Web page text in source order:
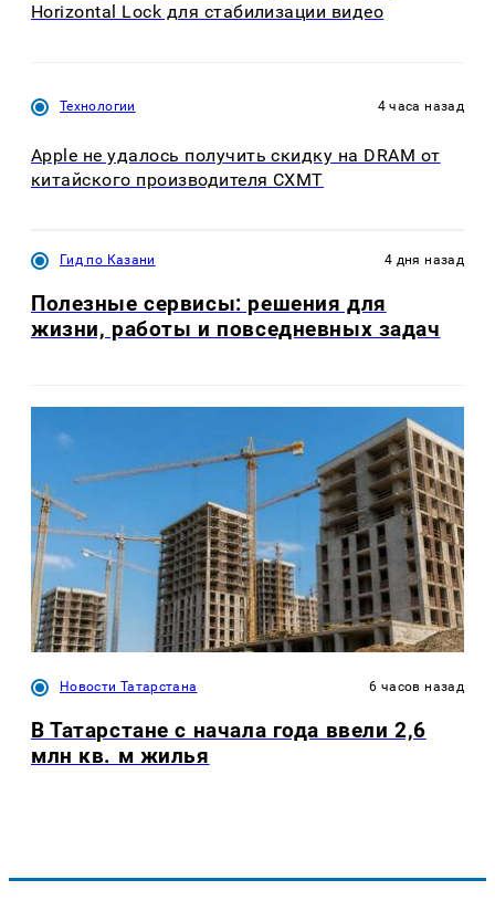
Horizontal Lock для стабилизации видео
Технологии 4 часа назад
Apple не удалось получить скидку на DRAM от
китайского производителя CXMT
Гид по Казани 4 дня назад
Полезные сервисы: решения для
жизни, работы и повседневных задач
Новости Татарстана 6 часов назад
В Татарстане с начала года ввели 2,6
млн кв. м жилья